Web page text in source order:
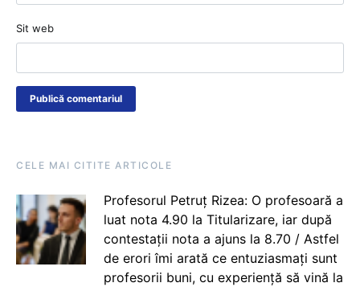
Sit web
CELE MAI CITITE ARTICOLE
Profesorul Petruț Rizea: O profesoară a
luat nota 4.90 la Titularizare, iar după
contestații nota a ajuns la 8.70 / Astfel
de erori îmi arată ce entuziasmați sunt
profesorii buni, cu experiență să vină la